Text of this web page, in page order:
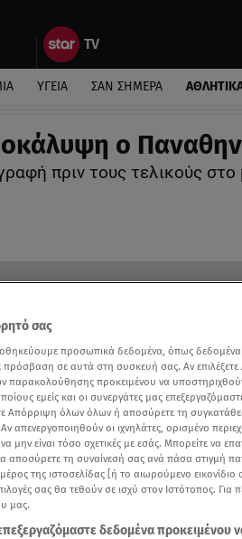
ΥΓΕΙΑ ΣΑΝ ΣΗΜΕΡΑ
ο
πριν τους τελικούς
σας
προσωπικά δεδομένα, όπως δεδομένα
πρόσβαση σε αυτά στη συσκευή σας. Αν
παρακολούθησης προκειμένου να
εμείς και οι συνεργάτες μας
Απόρριψη όλων όλων ή αποσύρετε τη
απενεργοποιηθούν οι ιχνηλάτες, ορισμένο
μην είναι τόσο σχετικές με εσάς. Μπορείτε να
να αποσύρετε τη συναίνεσή σας ανά πάσα στιγμή
της ιστοσελίδας [ή το αιωρούμενο
σας θα τεθούν σε ισχύ στον Ιστότοπος. Για
μας.
δεδομένα προκειμένου